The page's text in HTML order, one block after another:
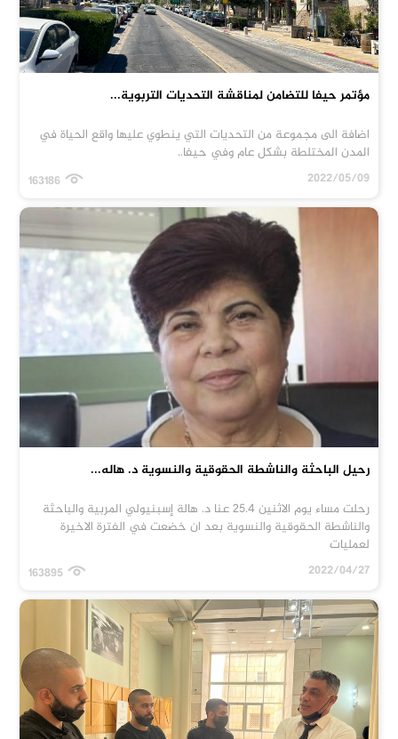
مؤتمر حيفا للتضامن لمناقشة التحديات التربوية...
اضافة الى مجموعة من التحديات التي ينطوي عليها واقع الحياة في
المدن المختلطة بشكل عام وفي حيفا..
2022/05/09
رحيل الباحثة والناشطة الحقوقية والنسوية د. هاله...
رحلت مساء يوم الاثنين 25.4 عنا د. هالة إسبنيولي المربية والباحثة
والناشطة الحقوقية والنسوية بعد ان خضعت في الفترة الاخيرة
لعمليات
2022/04/27